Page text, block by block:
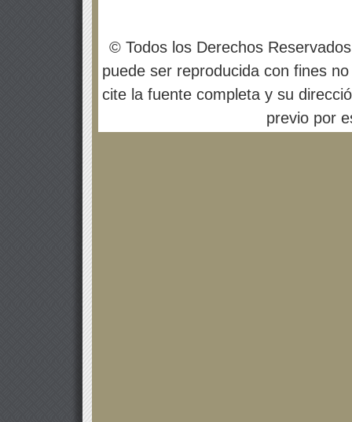
© Todos los Derechos
puede ser reproducida con fines
cite la fuente completa y su
previo por